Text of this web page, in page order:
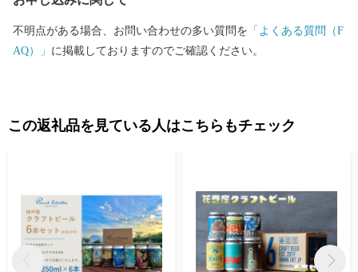
不明点がある場合、お問い合わせの多い質問を 「よくある質問（F
AQ）」 に掲載しておりますのでご確認ください。
この返礼品を見ている人はこちらもチェック